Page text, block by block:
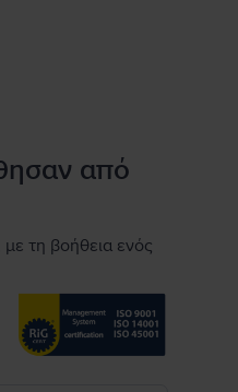
από
τη βοήθεια ενός